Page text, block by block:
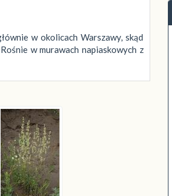
w okolicach Warszawy, skąd
w murawach napiaskowych z